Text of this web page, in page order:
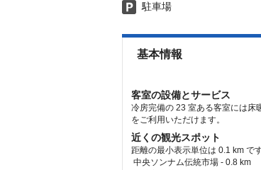
駐車場
基本情報
客室の設備とサービス
冷房完備の 23 室ある客室には床
をご利用いただけます。
近くの観光スポット
距離の最小表示単位は 0.1 km です
中央ソンナム伝統市場 - 0.8 km